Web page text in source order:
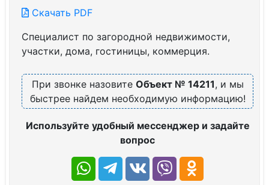
Скачать PDF
Специалист по загородной недвижимости,
участки, дома, гостиницы, коммерция.
При звонке назовите Объект № 14211, и мы
быстрее найдем необходимую информацию!
Используйте удобный мессенджер и задайте
вопрос